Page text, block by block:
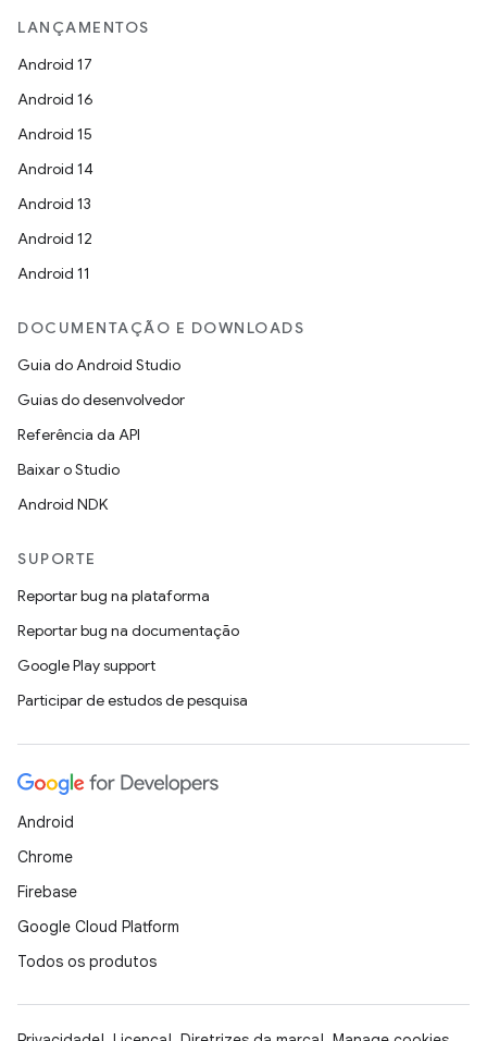
LANÇAMENTOS
Android 17
Android 16
Android 15
Android 14
Android 13
Android 12
Android 11
DOCUMENTAÇÃO E DOWNLOADS
Guia do Android Studio
Guias do desenvolvedor
Referência da API
Baixar o Studio
Android NDK
SUPORTE
Reportar bug na plataforma
Reportar bug na documentação
Google Play support
Participar de estudos de pesquisa
Android
Chrome
Firebase
Google Cloud Platform
Todos os produtos